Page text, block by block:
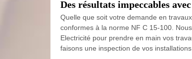
Des résultats impeccables
Quelle que soit votre demande en
conformes à la norme NF C 15-100.
Electricité pour prendre en main vos
faisons une inspection de vos